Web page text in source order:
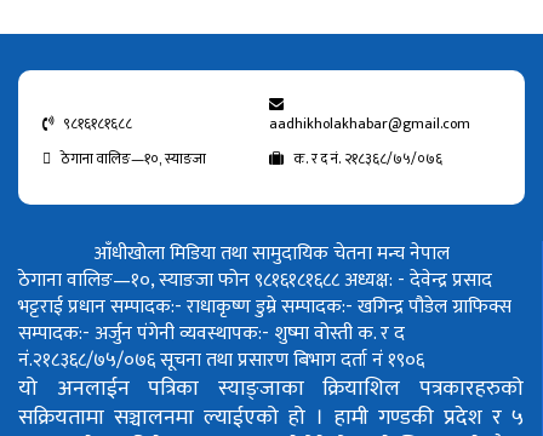
९८१६१८१६८८
aadhikholakhabar@gmail.com
ठेगाना वालिङ—१०, स्याङजा
क. र द नं. २१८३६८/७५/०७६
आँधीखोला मिडिया तथा सामुदायिक चेतना मन्च नेपाल
ठेगाना वालिङ—१०, स्याङजा फोन ९८१६१८१६८८अध्यक्ष: - देवेन्द्र प्रसाद
भट्टराईप्रधान सम्पादक:- राधाकृष्ण डुम्रेसम्पादक:- खगिन्द्र पौडेलग्राफिक्स
सम्पादक:- अर्जुन पंगेनीव्यवस्थापक:- शुष्मा वोस्तीक. र द
नं.२१८३६८/७५/०७६सूचना तथा प्रसारण बिभाग दर्ता नं १९०६
यो अनलाईन पत्रिका स्याङ्जाका क्रियाशिल पत्रकारहरुको
सक्रियतामा सञ्चालनमा ल्याईएको हो । हामी गण्डकी प्रदेश र ५